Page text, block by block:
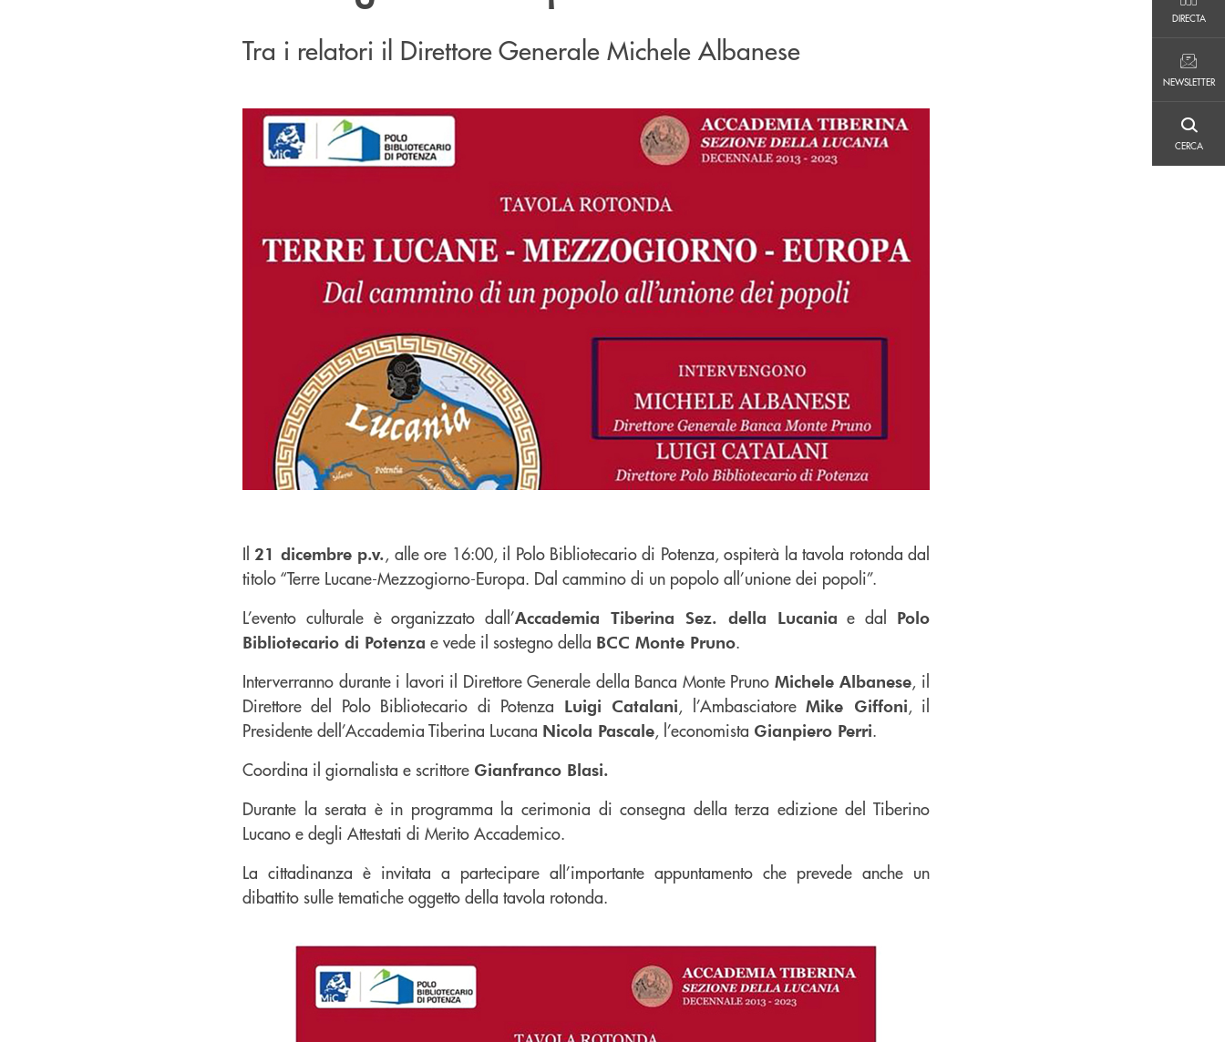
DIRECTA
NEWSLETTER
CERCA
Tra i relatori il Direttore Generale Michele Albanese
Il 21 dicembre p.v., alle ore 16:00, il Polo Bibliotecario di Potenza, ospiterà la tavola rotonda dal
titolo “Terre Lucane-Mezzogiorno-Europa. Dal cammino di un popolo all’unione dei popoli”.
L’evento culturale è organizzato dall’Accademia Tiberina Sez. della Lucania e dal Polo
Bibliotecario di Potenza e vede il sostegno della BCC Monte Pruno.
Interverranno durante i lavori il Direttore Generale della Banca Monte Pruno Michele Albanese, il
Direttore del Polo Bibliotecario di Potenza Luigi Catalani, l’AmbasciatoreMike Giffoni, il
Presidente dell’Accademia Tiberina Lucana Nicola Pascale, l’economista Gianpiero Perri.
Coordina il giornalista e scrittore Gianfranco Blasi.
Durante la serata è in programma la cerimonia di consegna della terza edizione del Tiberino
Lucano e degli Attestati di Merito Accademico.
La cittadinanza è invitata a partecipare all’importante appuntamento che prevede anche un
dibattito sulle tematiche oggetto della tavola rotonda.